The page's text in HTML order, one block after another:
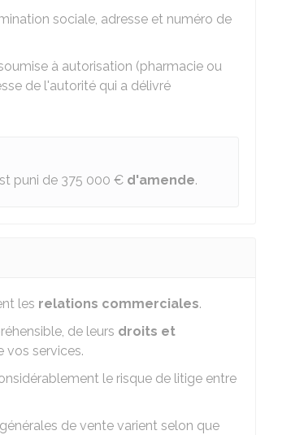
sociale, adresse et numéro de
à autorisation (pharmacie ou
de l'autorité qui a délivré
puni de 375 000 € d'amende.
les relations commerciales.
de leurs droits et
vos services.
le risque de litige entre
de vente varient selon que